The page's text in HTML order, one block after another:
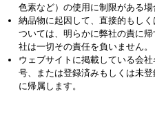
色素など）の使用に制限がある
納品物に起因して、直接的もし
ついては、明らかに弊社の責に
社は一切その責任を負いません。
ウェブサイトに掲載している会
号、または登録済みもしくは未
に帰属します。